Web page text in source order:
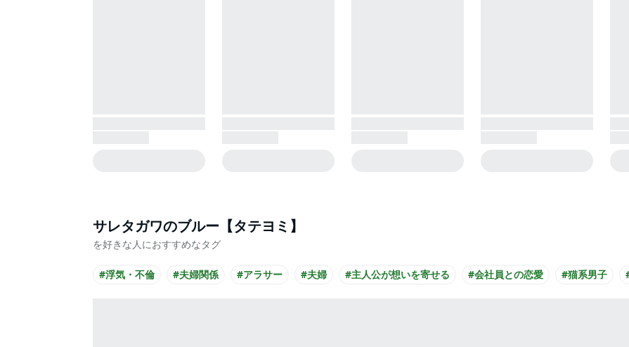
サレタガワのブルー【タテヨミ】
を好きな人におすすめなタグ
#浮気・不倫 #夫婦関係 #アラサー #夫婦 #主人公が想いを寄せる #会社員との恋愛 #猫系男子